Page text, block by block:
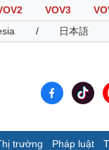
VOV3
/ 日本語
trường Pháp luật